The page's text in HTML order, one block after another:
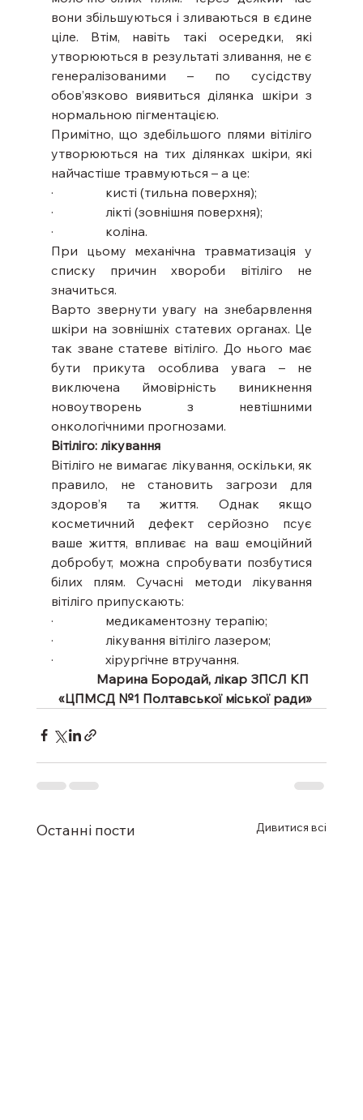
вони збільшуються і зливаються в єдине
ціле. Втім, навіть такі осередки, які
утворюються в результаті зливання, не є
генералізованими – по сусідству
обов’язково виявиться ділянка шкіри з
нормальною пігментацією.
Примітно, що здебільшого плями вітіліго
утворюються на тих ділянках шкіри, які
найчастіше травмуються – а це:
·                кисті (тильна поверхня);
·                лікті (зовнішня поверхня);
·                коліна.
При цьому механічна травматизація у
списку причин хвороби вітіліго не
значиться.
Варто звернути увагу на знебарвлення
шкіри на зовнішніх статевих органах. Це
так зване статеве вітіліго. До нього має
бути прикута особлива увага – не
виключена ймовірність виникнення
новоутворень з невтішними
онкологічними прогнозами.
Вітіліго: лікування
Вітіліго не вимагає лікування, оскільки, як
правило, не становить загрози для
здоров’я та життя. Однак якщо
косметичний дефект серйозно псує
ваше життя, впливає на ваш емоційний
добробут, можна спробувати позбутися
білих плям. Сучасні методи лікування
вітіліго припускають:
·                медикаментозну терапію;
·                лікування вітіліго лазером;
·                хірургічне втручання.
Марина Бородай, лікар ЗПСЛ КП
«ЦПМСД №1 Полтавської міської ради»
Останні пости Дивитися всі